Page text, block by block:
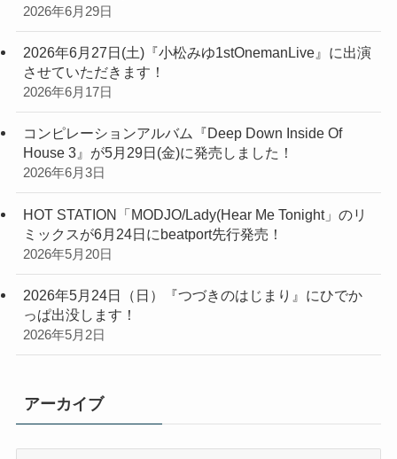
2026年6月29日
2026年6月27日(土)『小松みゆ1stOnemanLive』に出演
させていただきます！
2026年6月17日
コンピレーションアルバム『Deep Down Inside Of
House 3』が5月29日(金)に発売しました！
2026年6月3日
HOT STATION「MODJO/Lady(Hear Me Tonight」のリ
ミックスが6月24日にbeatport先行発売！
2026年5月20日
2026年5月24日（日）『つづきのはじまり』にひでか
っぱ出没します！
2026年5月2日
アーカイブ